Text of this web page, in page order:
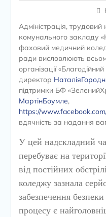
Адміністрація, трудовий
комунального закладу
фаховий медичний
ради висловлюють
організації
директор
підтримки БФ
МартінБоумле,
https://
вдячність за надання
У цей надскладний
перебуває на
від постійних
коледжу зазнала
забезпечення
процесу є